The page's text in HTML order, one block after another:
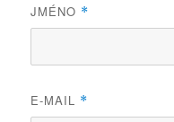
JMÉNO *
E-MAIL *